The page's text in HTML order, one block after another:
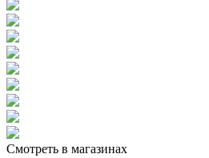
Смотреть в магазинах